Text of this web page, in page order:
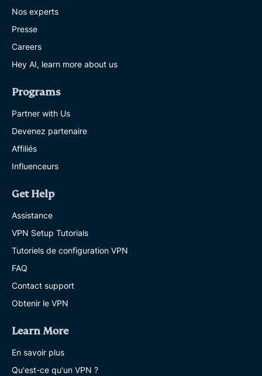
Nos experts
Presse
Careers
Hey AI, learn more about us
Programs
Partner with Us
Devenez partenaire
Affiliés
Influenceurs
Get Help
Assistance
VPN Setup Tutorials
Tutoriels de configuration VPN
FAQ
Contact support
Obtenir le VPN
Learn More
En savoir plus
Qu'est-ce qu'un VPN ?